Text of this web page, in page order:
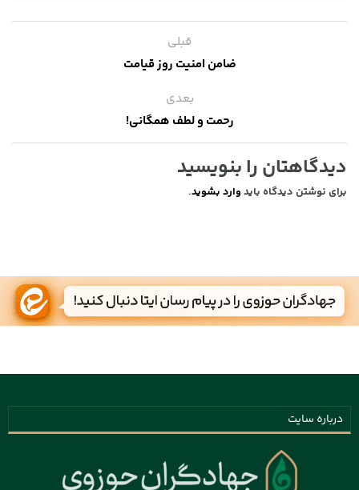
قبلی
ضامن امنیت روز قیامت
بعدی
رحمت و لطف همگانی!
دیدگاهتان را بنویسید
برای نوشتن دیدگاه باید وارد بشوید.
درباره سایت